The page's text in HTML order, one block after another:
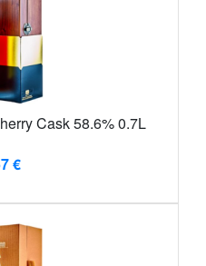
Cask 58.6% 0.7L
€